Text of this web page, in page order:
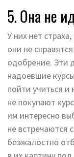
5. Она не
У них нет
они не
одобрение. Эти
надоевшие
пойти учиться и
не покупают
им интересно
не встречаются
безжалостно